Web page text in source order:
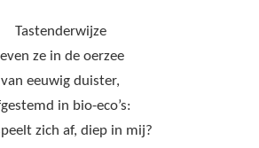
Tastenderwijze
leven ze in de oerzee
van eeuwig duister,
in bio-eco’s:
zich af, diep in mij?